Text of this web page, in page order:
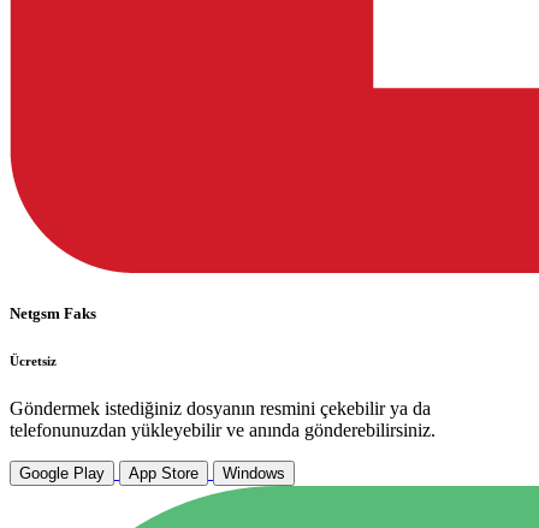
Netgsm Faks
Ücretsiz
Göndermek istediğiniz dosyanın resmini çekebilir ya da
telefonunuzdan yükleyebilir ve anında gönderebilirsiniz.
Google Play App Store Windows